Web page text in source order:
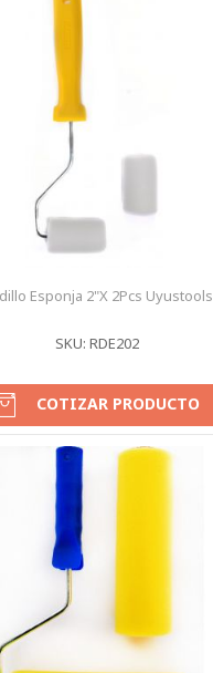
Esponja 2"X 2Pcs Uyustools
SKU: RDE202
COTIZAR PRODUCTO